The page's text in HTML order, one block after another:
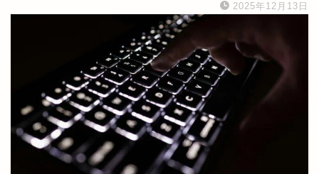
2025年12月13日